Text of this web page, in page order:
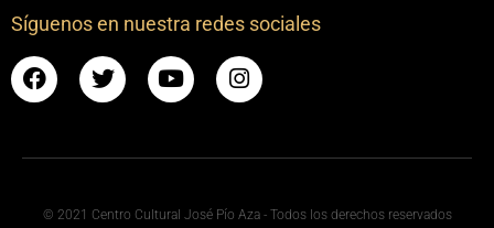
Síguenos en nuestra redes sociales
© 2021 Centro Cultural José Pío Aza - Todos los derechos reservados